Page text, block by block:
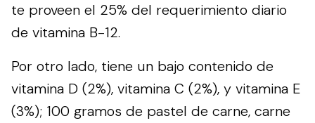
te proveen el 25% del requerimiento diario
de vitamina B-12.
Por otro lado, tiene un bajo contenido de
vitamina D (2%), vitamina C (2%), y vitamina E
(3%); 100 gramos de pastel de carne, carne